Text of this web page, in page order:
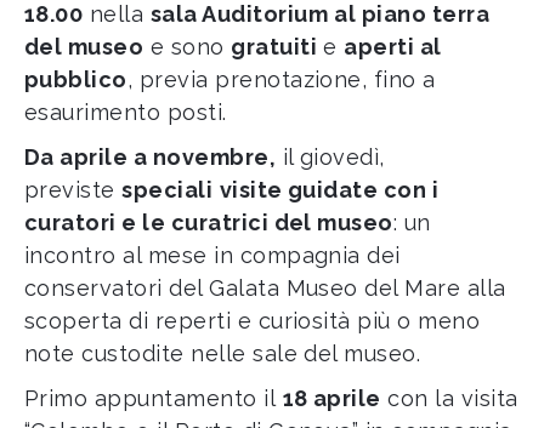
18.00 nella sala Auditorium al piano terra
del museo e sono gratuiti e aperti al
pubblico, previa prenotazione, fino a
esaurimento posti.
Da aprile a novembre, il giovedì,
previstespeciali visite guidate con i
curatori e le curatrici del museo: un
incontro al mese in compagnia dei
conservatori del Galata Museo del Mare alla
scoperta di reperti e curiosità più o meno
note custodite nelle sale del museo.
Primo appuntamento il 18 aprile con la visita